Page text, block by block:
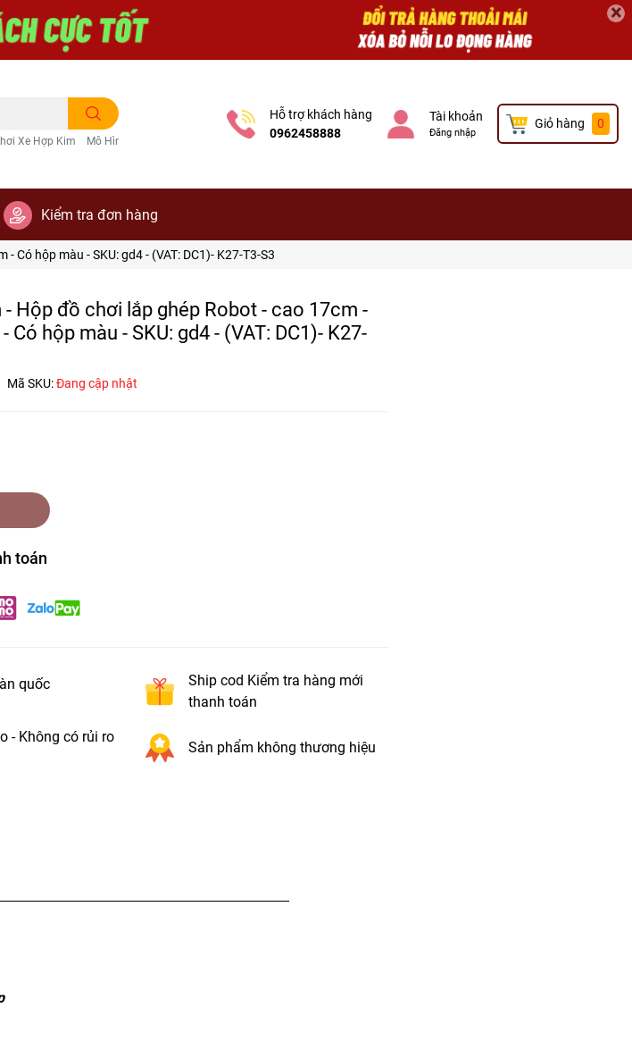
×
Xe Hợp Kim Mô Hình Trang Trí
Hỗ trợ khách hàng
0962458888
Tài khoản
Đăng nhập
Giỏ hàng 0
Kiểm tra đơn hàng
Có hộp màu - SKU: gd4 - (VAT: DC1)- K27-T3-S3
Hộp đồ chơi lắp ghép Robot - cao 17cm -
Có hộp màu - SKU: gd4 - (VAT: DC1)- K27-
Mã SKU:Đang cập nhật
toán
quốc
Ship cod Kiểm tra hàng mới
thanh toán
- Không có rủi ro
Sản phẩm không thương hiệu